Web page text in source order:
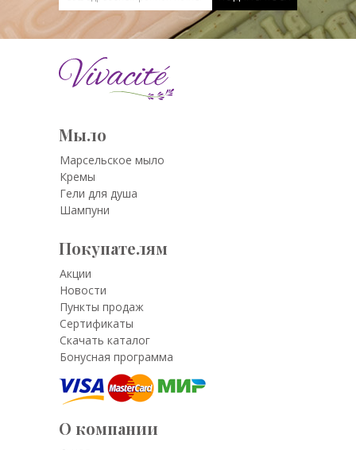
Мыло
Марсельское мыло
Кремы
Гели для душа
Шампуни
Покупателям
Акции
Новости
Пункты продаж
Сертификаты
Скачать каталог
Бонусная программа
О компании